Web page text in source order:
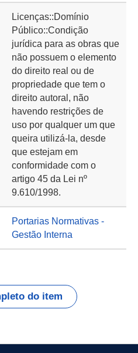
Licenças::Domínio
Público::Condição
jurídica para as obras que
não possuem o elemento
do direito real ou de
propriedade que tem o
direito autoral, não
havendo restrições de
uso por qualquer um que
queira utilizá-la, desde
que estejam em
conformidade com o
artigo 45 da Lei nº
9.610/1998.
Portarias Normativas -
Gestão Interna
do item